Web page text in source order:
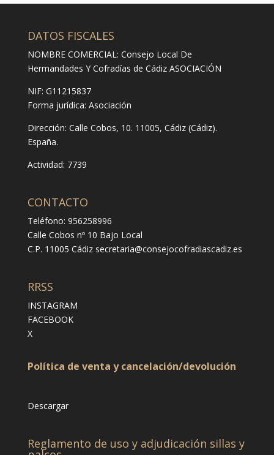
DATOS FISCALES
NOMBRE COMERCIAL: Consejo Local De
Hermandades Y Cofradías de Cádiz ASOCIACIÓN
NIF: G11215837
Forma jurídica: Asociación
Dirección: Calle Cobos, 10. 11005, Cádiz (Cádiz).
España.
Actividad: 7739
CONTACTO
Teléfono: 956258996
Calle Cobos nº 10 Bajo Local
C.P. 11005 Cádiz secretaria@consejocofradiascadiz.es
RRSS
INSTAGRAM
FACEBOOK
X
Política de venta y cancelación/devolución
Descargar
Reglamento de uso y adjudicación sillas y